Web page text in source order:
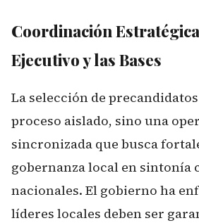
Coordinación
Ejecutivo y las Bases
La selección de
proceso aislado, sino una
sincronizada que busca
gobernanza local en sintonía
nacionales. El gobierno ha
líderes locales deben ser